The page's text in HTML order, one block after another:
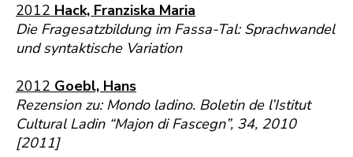
2012 Hack, Franziska Maria
Die Fragesatzbildung im Fassa-Tal: Sprachwandel
und syntaktische Variation
2012 Goebl, Hans
Rezension zu: Mondo ladino. Boletin de l’Istitut
Cultural Ladin “Majon di Fascegn”, 34, 2010
[2011]